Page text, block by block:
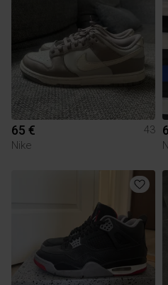
65 €
43
Nike